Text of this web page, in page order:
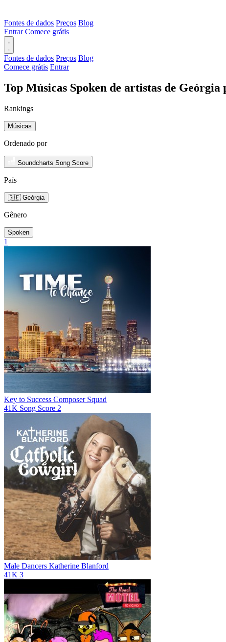
Fontes de dados Preços Blog
Entrar Comece grátis
Fontes de dados Preços Blog
Comece grátis Entrar
Top Músicas Spoken de artistas de Geórgia
Rankings
Músicas
Ordenado por
Soundcharts Song Score
País
🇬🇪 Geórgia
Gênero
Spoken
1
Key to Success Composer Squad
41K Song Score 2
Male Dancers Katherine Blanford
41K 3